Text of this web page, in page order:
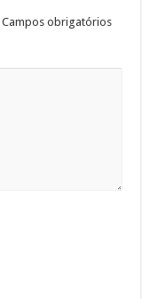
Campos obrigatórios